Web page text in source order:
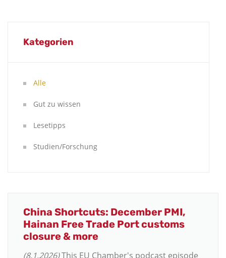
Kategorien
Alle
Gut zu wissen
Lesetipps
Studien/Forschung
China Shortcuts: December PMI,
Hainan Free Trade Port customs
closure & more
(8.1.2026)This EU Chamber's podcast episode